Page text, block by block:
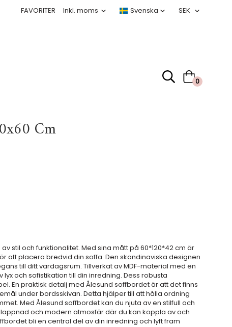
FAVORITER
0
Cm
stil och funktionalitet. Med sina mått på 60*120*42 cm är
att placera bredvid din soffa. Den skandinaviska designen
till ditt vardagsrum. Tillverkat av MDF-material med en
och sofistikation till din inredning. Dess robusta
En praktisk detalj med Ålesund soffbordet är att det finns
under bordsskivan. Detta hjälper till att hålla ordning
Med Ålesund soffbordet kan du njuta av en stilfull och
och modern atmosfär där du kan koppla av och
bli en central del av din inredning och lyft fram